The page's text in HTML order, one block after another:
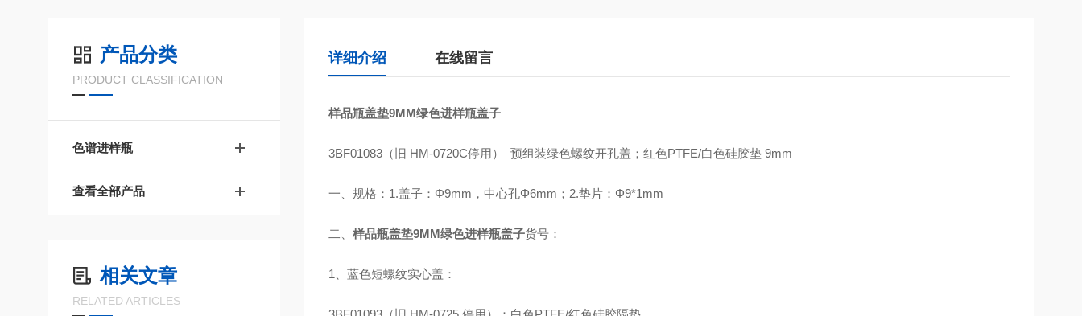
产品分类
PRODUCT CLASSIFICATION
色谱进样瓶
查看全部产品
相关文章
RELATED ARTICLES
详细介绍 在线留言
样品瓶盖垫9MM绿色进样瓶盖子
3BF01083（旧 HM-0720C停用） 预组装绿色螺纹开孔盖；红色PTFE/白色硅胶垫 9mm
一、规格：1.盖子：Φ9mm，中心孔Φ6mm；2.垫片：Φ9*1mm
二、 样品瓶盖垫9MM绿色进样瓶盖子货号：
1、 蓝色短螺纹实心盖：